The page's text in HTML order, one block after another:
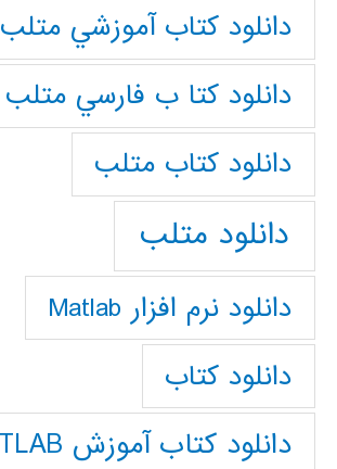
دانلود كتاب آموزشي متلب
دانلود كتا ب فارسي متلب
دانلود كتاب متلب
دانلود متلب
دانلود نرم افزار Matlab
دانلود کتاب
دانلود کتاب آموزش MATLAB